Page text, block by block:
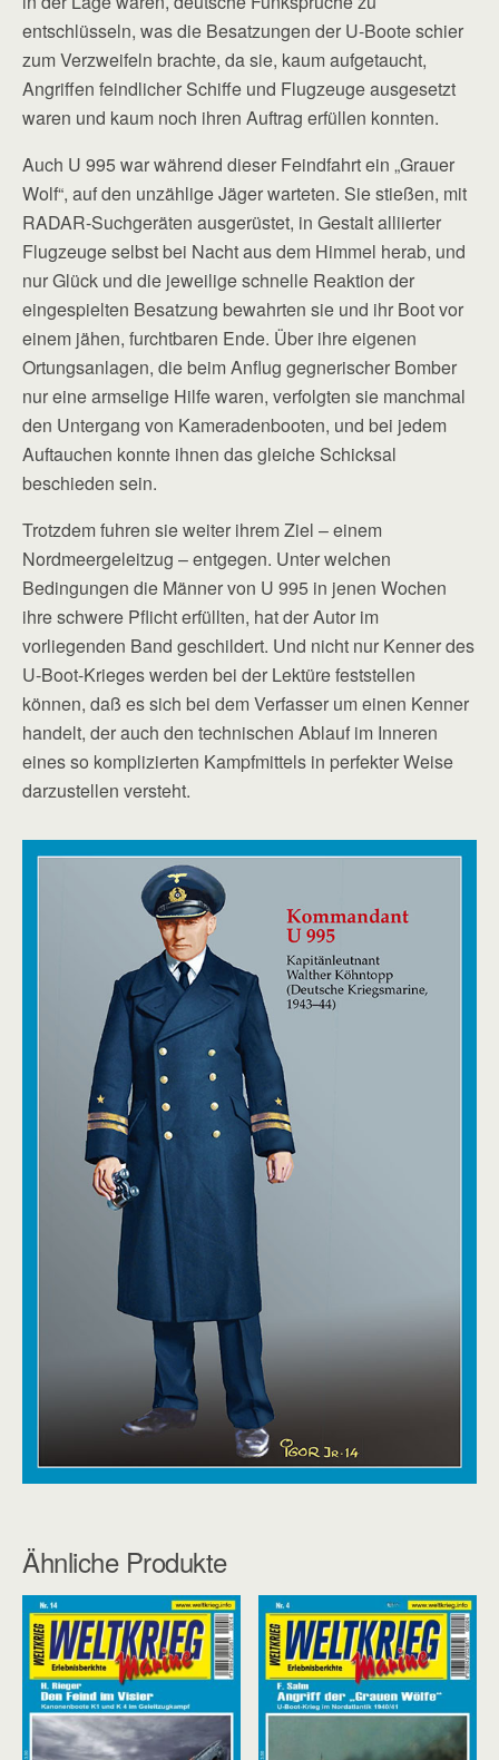
entschlüsseln, was die Besatzungen der U-Boote schier
zum Verzweifeln brachte, da sie, kaum aufgetaucht,
Angriffen feindlicher Schiffe und Flugzeuge ausgesetzt
waren und kaum noch ihren Auftrag erfüllen konnten.
Auch U 995 war während dieser Feindfahrt ein „Grauer
Wolf“, auf den unzählige Jäger warteten. Sie stießen, mit
RADAR-Suchgeräten ausgerüstet, in Gestalt alliierter
Flugzeuge selbst bei Nacht aus dem Himmel herab, und
nur Glück und die jeweilige schnelle Reaktion der
eingespielten Besatzung bewahrten sie und ihr Boot vor
einem jähen, furchtbaren Ende. Über ihre eigenen
Ortungsanlagen, die beim Anflug gegnerischer Bomber
nur eine armselige Hilfe waren, verfolgten sie manchmal
den Untergang von Kameradenbooten, und bei jedem
Auftauchen konnte ihnen das gleiche Schicksal
beschieden sein.
Trotzdem fuhren sie weiter ihrem Ziel – einem
Nordmeergeleitzug – entgegen. Unter welchen
Bedingungen die Männer von U 995 in jenen Wochen
ihre schwere Pflicht erfüllten, hat der Autor im
vorliegenden Band geschildert. Und nicht nur Kenner des
U-Boot-Krieges werden bei der Lektüre feststellen
können, daß es sich bei dem Verfasser um einen Kenner
handelt, der auch den technischen Ablauf im Inneren
eines so komplizierten Kampfmittels in perfekter Weise
darzustellen versteht.
Ähnliche Produkte